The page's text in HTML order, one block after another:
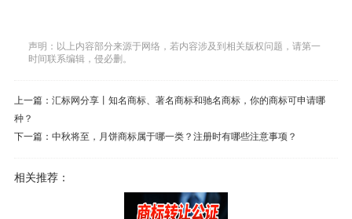
声明：以上内容部分来源于网络，若内容涉及到相关版权问题，请第一
时间联系编辑，侵必删。
上一篇： 汇标网分享丨知名商标、著名商标和驰名商标，你的商标可申请哪
种？
下一篇： 中秋将至，月饼商标属于哪一类？注册时有哪些注意事项？
相关推荐：